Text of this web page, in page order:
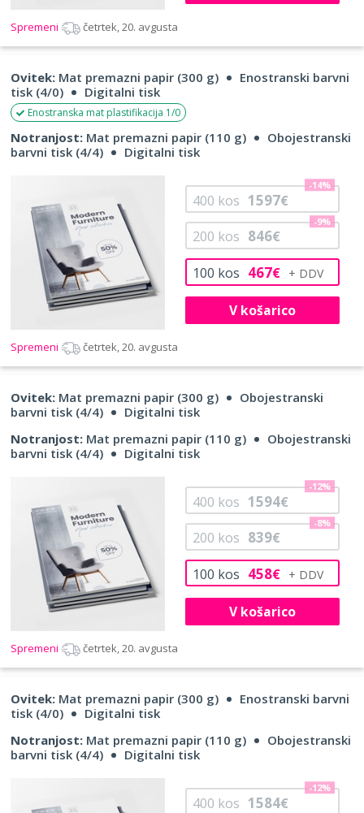
Spremeni četrtek, 20. avgusta
Ovitek: Mat premazni papir (300 g)
Enostranski barvni
tisk (4/0)
Digitalni tisk
Enostranska mat plastifikacija 1/0
Notranjost: Mat premazni papir (110 g)
Obojestranski
barvni tisk (4/4)
Digitalni tisk
100 kos 467€
200 kos 846€
-9%
400 kos 1597€
-14%
V košarico
Spremeni četrtek, 20. avgusta
Ovitek: Mat premazni papir (300 g)
Obojestranski
barvni tisk (4/4)
Digitalni tisk
Notranjost: Mat premazni papir (110 g)
Obojestranski
barvni tisk (4/4)
Digitalni tisk
100 kos 458€
200 kos 839€
-8%
400 kos 1594€
-12%
V košarico
Spremeni četrtek, 20. avgusta
Ovitek: Mat premazni papir (300 g)
Enostranski barvni
tisk (4/0)
Digitalni tisk
Notranjost: Mat premazni papir (110 g)
Obojestranski
barvni tisk (4/4)
Digitalni tisk
400 kos 1584€
-12%